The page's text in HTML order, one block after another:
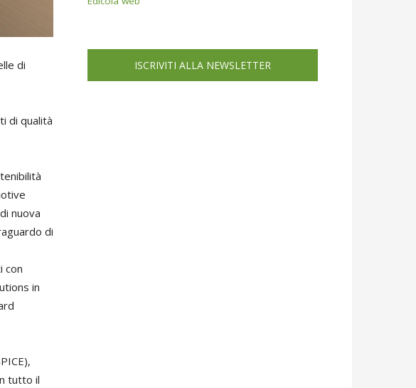
di
di qualità
nuova
di
con
in
tutto il
ISCRIVITI ALLA NEWSLETTER